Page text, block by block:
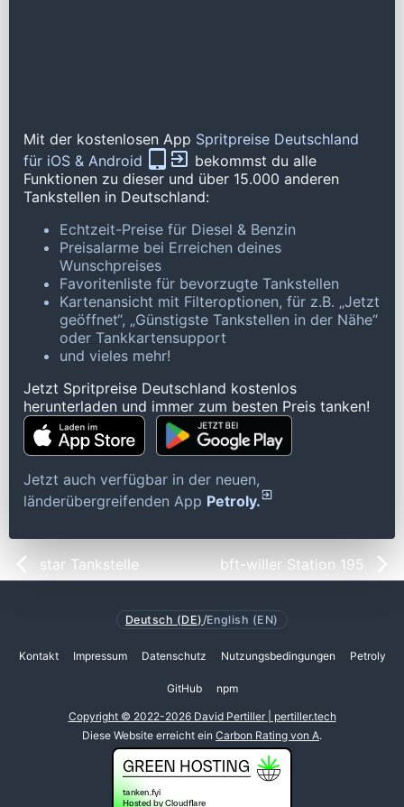
Mit der kostenlosen App Spritpreise Deutschland
für iOS & Android
bekommst du alle
Funktionen zu dieser und über 15.000 anderen
Tankstellen in Deutschland:
Echtzeit-Preise für Diesel & Benzin
Preisalarme bei Erreichen deines
Wunschpreises
Favoritenliste für bevorzugte Tankstellen
Kartenansicht mit Filteroptionen, für z.B. „Jetzt
geöffnet“, „Günstigste Tankstellen in der Nähe“
oder Tankkartensupport
und vieles mehr!
Jetzt Spritpreise Deutschland kostenlos
herunterladen und immer zum besten Preis tanken!
Jetzt auch verfügbar in der neuen,
länderübergreifenden App Petroly.
star Tankstelle bft-willer Station 195
Deutsch (DE) /English (EN)
Kontakt Impressum Datenschutz Nutzungsbedingungen Petroly
GitHub npm
Copyright © 2022-2026 David Pertiller | pertiller.tech
Diese Website erreicht ein Carbon Rating von A.